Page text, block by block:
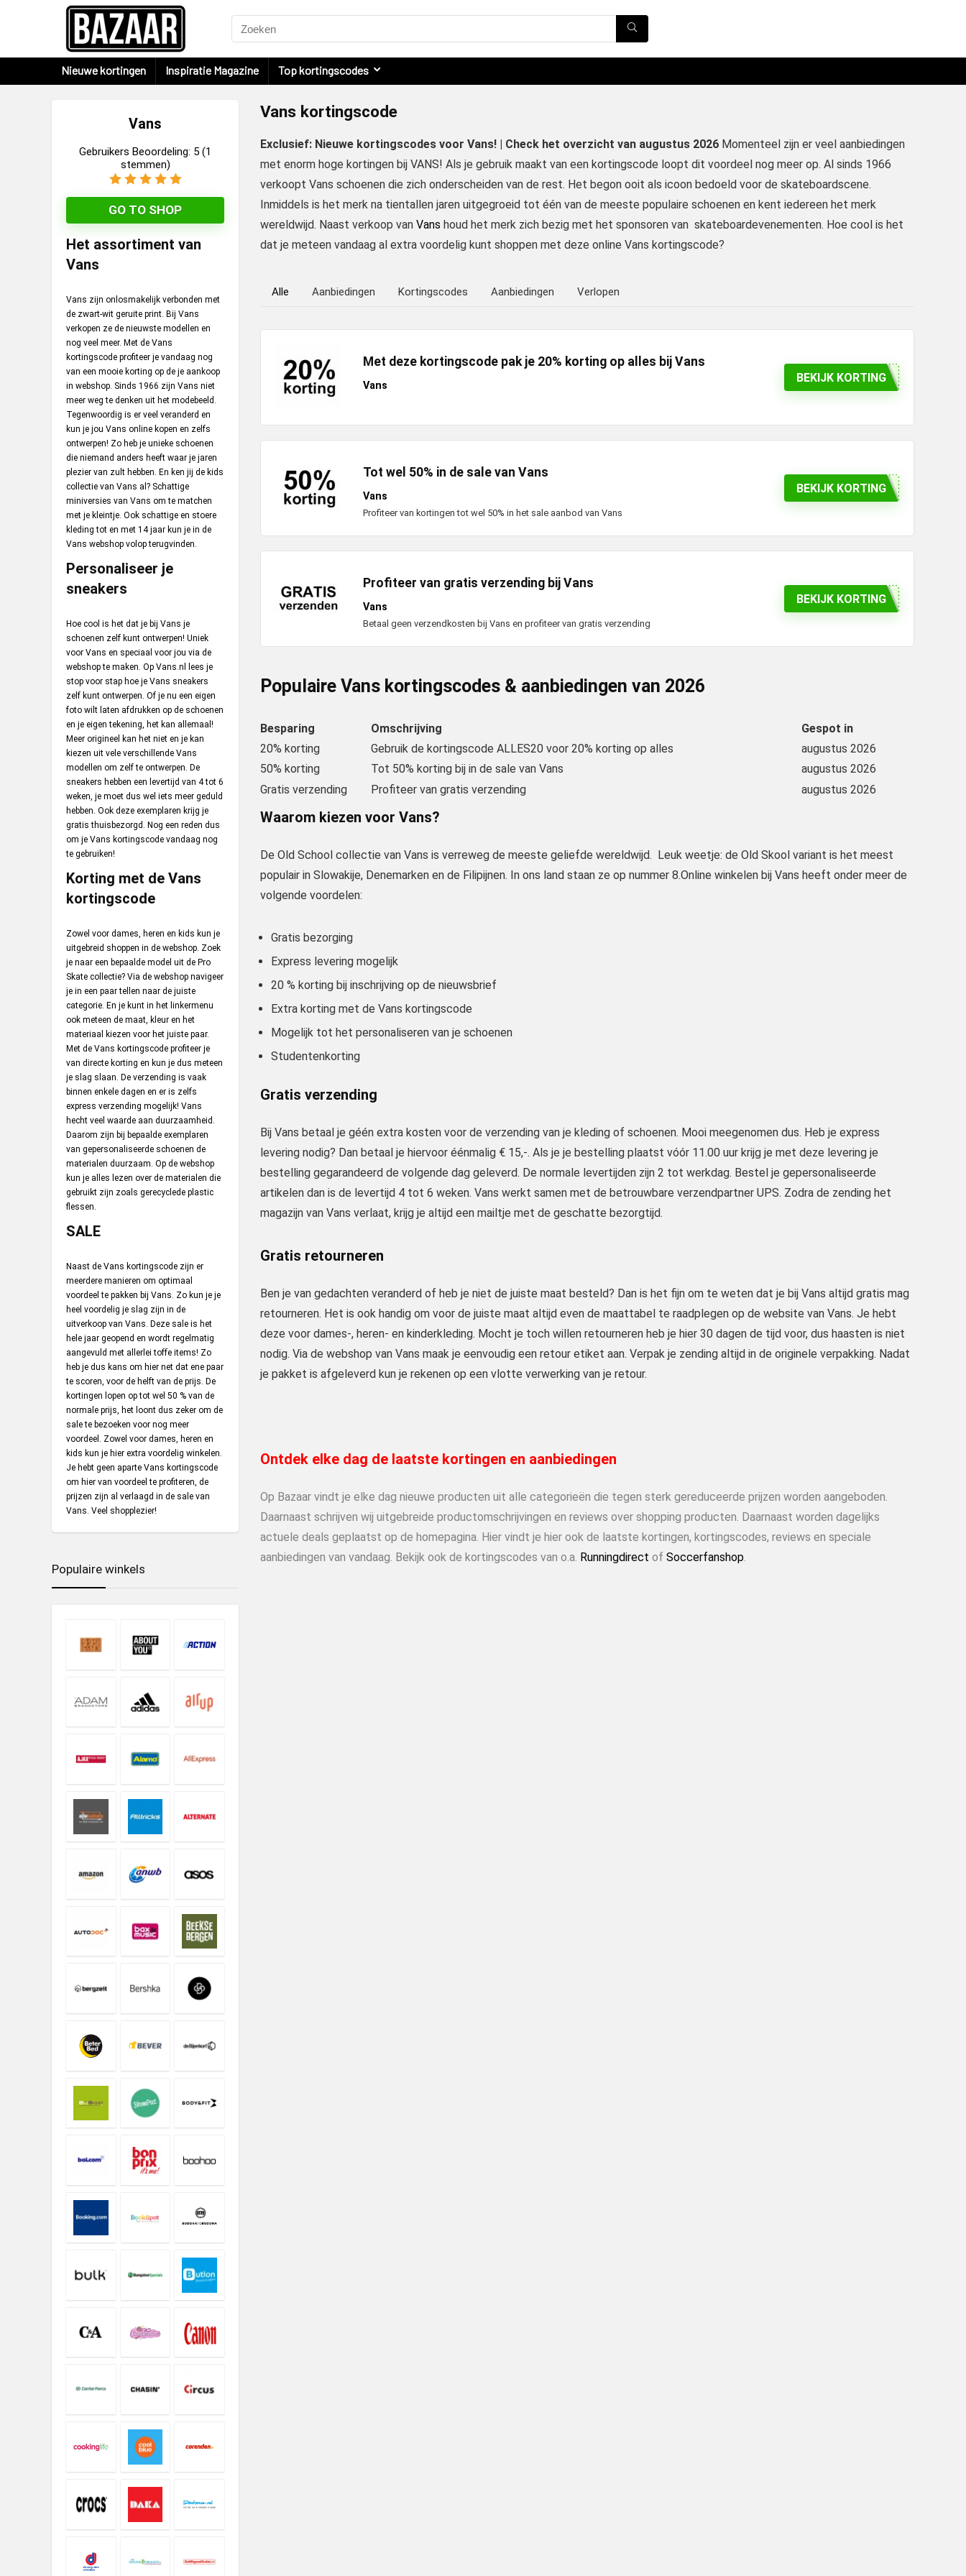
Nieuwe kortingen Inspiratie Magazine Top kortingscodes
Vans kortingscode
Exclusief: Nieuwe kortingscodes voor Vans! | Check het overzicht van augustus 2026 Momenteel zijn er veel aanbiedingen
met enorm hoge kortingen bij VANS! Als je gebruik maakt van een kortingscode loopt dit voordeel nog meer op. Al sinds 1966
verkoopt Vans schoenen die zich onderscheiden van de rest. Het begon ooit als icoon bedoeld voor de skateboardscene.
Inmiddels is het merk na tientallen jaren uitgegroeid tot één van de meeste populaire schoenen en kent iedereen het merk
wereldwijd. Naast verkoop van Vans houd het merk zich bezig met het sponsoren van skateboardevenementen. Hoe cool is het
dat je meteen vandaag al extra voordelig kunt shoppen met deze online Vans kortingscode?
Vans
Gebruikers Beoordeling: 5 (1
stemmen)
GO TO SHOP
Het assortiment van
Vans
Vans zijn onlosmakelijk verbonden met
de zwart-wit geruite print. Bij Vans
verkopen ze de nieuwste modellen en
nog veel meer. Met de Vans
kortingscode profiteer je vandaag nog
van een mooie korting op de je aankoop
in webshop. Sinds 1966 zijn Vans niet
meer weg te denken uit het modebeeld.
Tegenwoordig is er veel veranderd en
kun je jou Vans online kopen en zelfs
ontwerpen! Zo heb je unieke schoenen
die niemand anders heeft waar je jaren
plezier van zult hebben. En ken jij de kids
collectie van Vans al? Schattige
miniversies van Vans om te matchen
met je kleintje. Ook schattige en stoere
kleding tot en met 14 jaar kun je in de
Vans webshop volop terugvinden.
Personaliseer je
sneakers
Hoe cool is het dat je bij Vans je
schoenen zelf kunt ontwerpen! Uniek
voor Vans en speciaal voor jou via de
webshop te maken. Op Vans.nl lees je
stop voor stap hoe je Vans sneakers
zelf kunt ontwerpen. Of je nu een eigen
foto wilt laten afdrukken op de schoenen
en je eigen tekening, het kan allemaal!
Meer origineel kan het niet en je kan
kiezen uit vele verschillende Vans
modellen om zelf te ontwerpen. De
sneakers hebben een levertijd van 4 tot 6
weken, je moet dus wel iets meer geduld
hebben. Ook deze exemplaren krijg je
gratis thuisbezorgd. Nog een reden dus
om je Vans kortingscode vandaag nog
te gebruiken!
Korting met de Vans
kortingscode
Zowel voor dames, heren en kids kun je
uitgebreid shoppen in de webshop. Zoek
je naar een bepaalde model uit de Pro
Skate collectie? Via de webshop navigeer
je in een paar tellen naar de juiste
categorie. En je kunt in het linkermenu
ook meteen de maat, kleur en het
materiaal kiezen voor het juiste paar.
Met de Vans kortingscode profiteer je
van directe korting en kun je dus meteen
je slag slaan. De verzending is vaak
binnen enkele dagen en er is zelfs
express verzending mogelijk! Vans
hecht veel waarde aan duurzaamheid.
Daarom zijn bij bepaalde exemplaren
van gepersonaliseerde schoenen de
materialen duurzaam. Op de webshop
kun je alles lezen over de materialen die
gebruikt zijn zoals gerecyclede plastic
flessen.
SALE
Naast de Vans kortingscode zijn er
meerdere manieren om optimaal
voordeel te pakken bij Vans. Zo kun je je
heel voordelig je slag zijn in de
uitverkoop van Vans. Deze sale is het
hele jaar geopend en wordt regelmatig
aangevuld met allerlei toffe items! Zo
heb je dus kans om hier net dat ene paar
te scoren, voor de helft van de prijs. De
kortingen lopen op tot wel 50 % van de
normale prijs, het loont dus zeker om de
sale te bezoeken voor nog meer
voordeel. Zowel voor dames, heren en
kids kun je hier extra voordelig winkelen.
Je hebt geen aparte Vans kortingscode
om hier van voordeel te profiteren, de
prijzen zijn al verlaagd in de sale van
Vans. Veel shopplezier!
Alle Aanbiedingen Kortingscodes Aanbiedingen Verlopen
Met deze kortingscode pak je 20% korting op alles bij Vans
Vans
BEKIJK KORTING
Tot wel 50% in de sale van Vans
Vans
Profiteer van kortingen tot wel 50% in het sale aanbod van Vans
BEKIJK KORTING
Profiteer van gratis verzending bij Vans
Vans
Betaal geen verzendkosten bij Vans en profiteer van gratis verzending
BEKIJK KORTING
Populaire Vans kortingscodes & aanbiedingen van 2026
Besparing Omschrijving
Gespot in
20% korting
Gebruik de kortingscode ALLES20 voor 20% korting op alles
augustus 2026
50% korting
Tot 50% korting bij in de sale van Vans
augustus 2026
Gratis verzending
Profiteer van gratis verzending augustus 2026
Waarom kiezen voor Vans?
De Old School collectie van Vans is verreweg de meeste geliefde wereldwijd. Leuk weetje: de Old Skool variant is het meest
populair in Slowakije, Denemarken en de Filipijnen. In ons land staan ze op nummer 8.Online winkelen bij Vans heeft onder meer de
volgende voordelen:
Gratis bezorging
Express levering mogelijk
20 % korting bij inschrijving op de nieuwsbrief
Extra korting met de Vans kortingscode
Mogelijk tot het personaliseren van je schoenen
Studentenkorting
Gratis verzending
Bij Vans betaal je géén extra kosten voor de verzending van je kleding of schoenen. Mooi meegenomen dus. Heb je express
levering nodig? Dan betaal je hiervoor éénmalig € 15,-. Als je je bestelling plaatst vóór 11.00 uur krijg je met deze levering je
bestelling gegarandeerd de volgende dag geleverd. De normale levertijden zijn 2 tot werkdag. Bestel je gepersonaliseerde
artikelen dan is de levertijd 4 tot 6 weken. Vans werkt samen met de betrouwbare verzendpartner UPS. Zodra de zending het
magazijn van Vans verlaat, krijg je altijd een mailtje met de geschatte bezorgtijd.
Gratis retourneren
Ben je van gedachten veranderd of heb je niet de juiste maat besteld? Dan is het fijn om te weten dat je bij Vans altijd gratis mag
retourneren. Het is ook handig om voor de juiste maat altijd even de maattabel te raadplegen op de website van Vans. Je hebt
deze voor dames-, heren- en kinderkleding. Mocht je toch willen retourneren heb je hier 30 dagen de tijd voor, dus haasten is niet
nodig. Via de webshop van Vans maak je eenvoudig een retour etiket aan. Verpak je zending altijd in de originele verpakking. Nadat
je pakket is afgeleverd kun je rekenen op een vlotte verwerking van je retour.
Ontdek elke dag de laatste kortingen en aanbiedingen
Op Bazaar vindt je elke dag nieuwe producten uit alle categorieën die tegen sterk gereduceerde prijzen worden aangeboden.
Daarnaast schrijven wij uitgebreide productomschrijvingen en reviews over shopping producten. Daarnaast worden dagelijks
actuele deals geplaatst op de homepagina. Hier vindt je hier ook de laatste kortingen, kortingscodes, reviews en speciale
aanbiedingen van vandaag. Bekijk ook de kortingscodes van o.a. Runningdirect of Soccerfanshop.
Populaire winkels